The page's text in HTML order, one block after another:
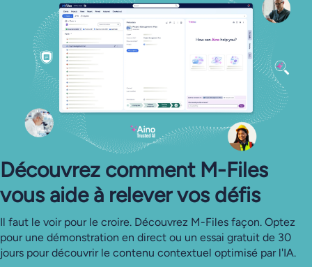
Découvrez comment M-Files
vous aide à relever vos défis
Il faut le voir pour le croire. Découvrez M-Files façon. Optez
pour une démonstration en direct ou un essai gratuit de 30
jours pour découvrir le contenu contextuel optimisé par l'IA.